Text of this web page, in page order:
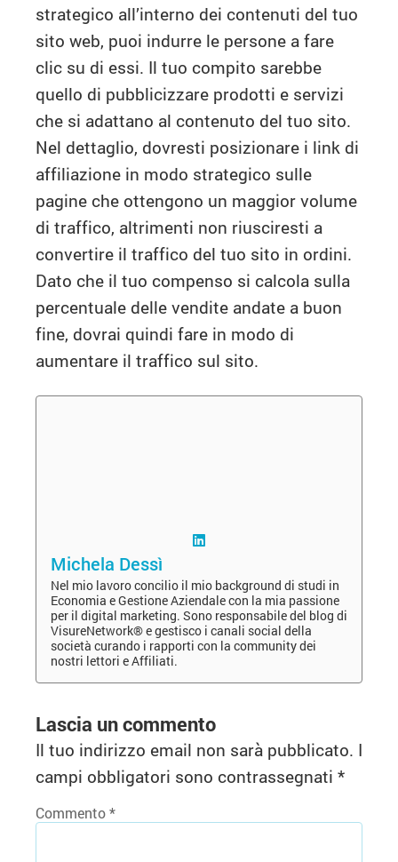
strategico all’interno dei contenuti del tuo
sito web, puoi indurre le persone a fare
clic su di essi. Il tuo compito sarebbe
quello di pubblicizzare prodotti e servizi
che si adattano al contenuto del tuo sito.
Nel dettaglio, dovresti posizionare i link di
affiliazione in modo strategico sulle
pagine che ottengono un maggior volume
di traffico, altrimenti non riusciresti a
convertire il traffico del tuo sito in ordini.
Dato che il tuo compenso si calcola sulla
percentuale delle vendite andate a buon
fine, dovrai quindi fare in modo di
aumentare il traffico sul sito.
Michela Dessì
Nel mio lavoro concilio il mio background di studi in
Economia e Gestione Aziendale con la mia passione
per il digital marketing. Sono responsabile del blog di
VisureNetwork® e gestisco i canali social della
società curando i rapporti con la community dei
nostri lettori e Affiliati.
Lascia un commento
Il tuo indirizzo email non sarà pubblicato. I
campi obbligatori sono contrassegnati *
Commento*